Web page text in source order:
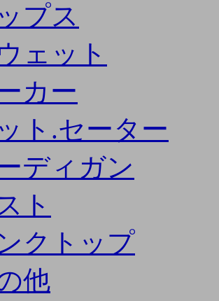
プス
ェット
カー
ト.セーター
ディガン
ト
クトップ
他